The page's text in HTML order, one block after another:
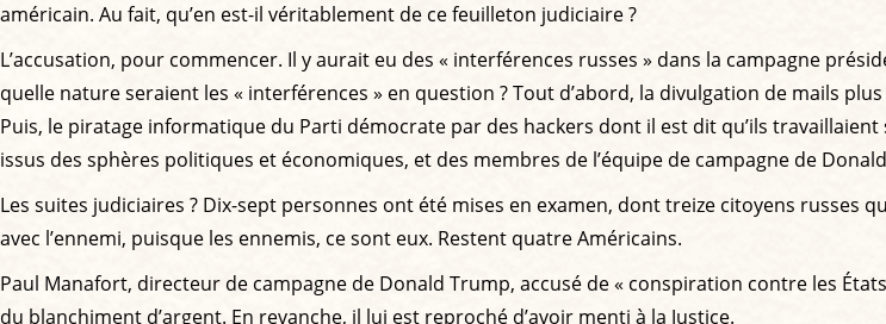
américain. Au fait, qu’en est-il véritablement de ce feuilleton judiciaire ?
L’accusation, pour commencer. Il y aurait eu des « interférences russes » dans la campagne
quelle nature seraient les « interférences » en question ? Tout d’abord, la divulgation de mails
Puis, le piratage informatique du Parti démocrate par des hackers dont il est dit qu’ils
issus des sphères politiques et économiques, et des membres de l’équipe de campagne de
Les suites judiciaires ? Dix-sept personnes ont été mises en examen, dont treize citoyens russes
avec l’ennemi, puisque les ennemis, ce sont eux. Restent quatre Américains.
Paul Manafort, directeur de campagne de Donald Trump, accusé de « conspiration contre les
du blanchiment d’argent. En revanche, il lui est reproché d’avoir menti à la Justice.